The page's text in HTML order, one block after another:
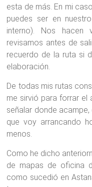
esta de más. En mi
puedes ser en
interno). Nos hacen
revisamos antes de
recuerdo de la ruta si
elaboración.
De todas mis rutas
me sirvió para forrar el
señalar donde
que voy arrancando
menos.
Como he dicho
de mapas de oficina
como sucedió en